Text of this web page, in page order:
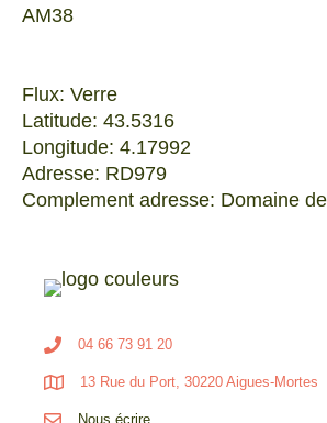
AM38
Flux: Verre
Latitude: 43.5316
Longitude: 4.17992
Adresse: RD979
Complement adresse: Domaine
04 66 73 91 20
13 Rue du Port, 30220 Aigues-Mortes
Nous écrire